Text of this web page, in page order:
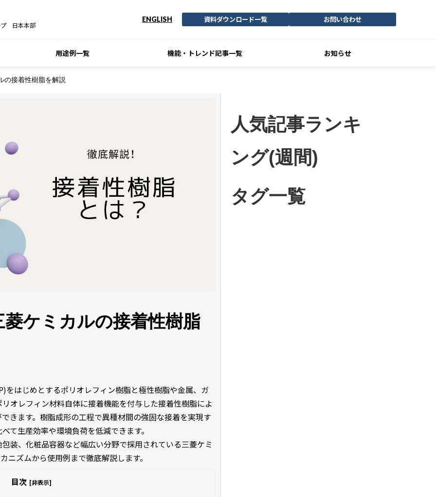
プ 日本本部
ENGLISH 資料ダウンロード一覧 お問い合わせ
用途例一覧 機能・トレンド記事一覧 お知らせ
の接着性樹脂を解説
ケミカルの接着性樹脂
はじめとするポリオレフィン樹脂と極性樹脂や金属、ガ
オレフィン材料自体に接着機能を付与した接着性樹脂によ
きます。樹脂成形の工程で異種材間の強固な接着を実現す
て生産効率や環境負荷を低減できます。
装、化粧品容器など幅広い分野で採用されている三菱ケミ
ズムから使用例まで徹底解説します。
目次 [非表示]
人気記事ランキ
ング(週間)
タグ一覧